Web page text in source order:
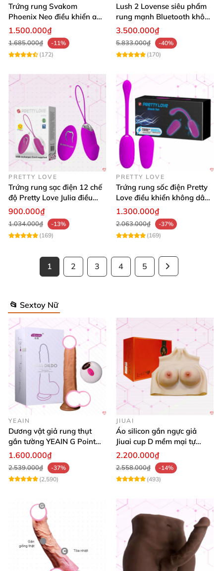
Trứng rung Svakom
Phoenix Neo điều khiển app
silicon siêu mềm khoái cảm
1.500.000₫
1.685.000₫
-11%
(172)
Lush 2 Lovense siêu phẩm
rung mạnh Bluetooth không
dây cao cấp
3.500.000₫
5.833.000₫
-40%
(170)
PRETTY LOVE
Trứng rung sạc điện 12 chế
độ Pretty Love Julia điều
khiển từ xa
900.000₫
1.034.000₫
-13%
(169)
PRETTY LOVE
Trứng rung sốc điện Pretty
Love điều khiển không dây
sang trọng kích thích
1.300.000₫
2.063.000₫
-37%
(169)
1 2 3 4 5
📂 Sextoy Nữ
YEAIN
Dương vật giả rung thụt
gắn tường YEAIN G Point
tỏa nhiệt điều khiển từ xa
1.600.000₫
2.539.000₫
-37%
(2,590)
JIUAI
Áo silicon gắn ngực giả
Jiuai cup D mềm mại tự
nhiên đẹp
2.200.000₫
2.558.000₫
-14%
(493)